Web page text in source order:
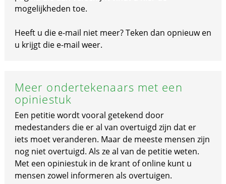
mogelijkheden toe.
Heeft u die e-mail niet meer? Teken dan opnieuw en
u krijgt die e-mail weer.
Meer ondertekenaars met een
opiniestuk
Een petitie wordt vooral getekend door
medestanders die er al van overtuigd zijn dat er
iets moet veranderen. Maar de meeste mensen zijn
nog niet overtuigd. Als ze al van de petitie weten.
Met een opiniestuk in de krant of online kunt u
mensen zowel informeren als overtuigen.